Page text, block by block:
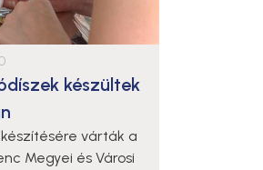
készültek
várták a
Megyei és Városi